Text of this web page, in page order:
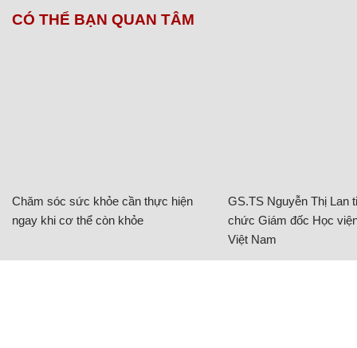
CÓ THỂ BẠN QUAN TÂM
Chăm sóc sức khỏe cần thực hiện
ngay khi cơ thể còn khỏe
GS.TS Nguyễn Thị Lan
chức Giám đốc Học
Việt Nam